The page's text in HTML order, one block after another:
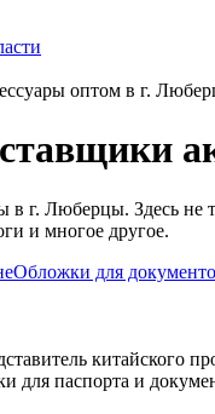
оптом в г.
г. Люберцы. Здесь не
и многое другое.
Обложки для
китайского
для паспорта и